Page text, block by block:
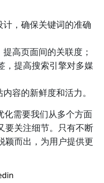
，确保关键词的准确
高页面间的关联度；
，提高搜索引擎对多媒
容的新鲜度和活力。
化需要我们从多个方面
要关注细节。只有不断
颖而出，为用户提供更